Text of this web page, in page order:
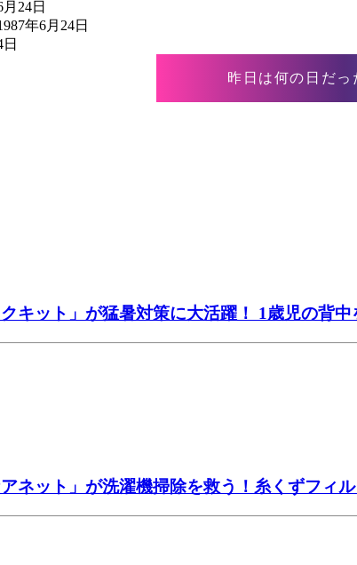
24日
年6月24日
昨日は何の日だっ
クキット」が猛暑対策に大活躍！ 1歳児の背
ネット」が洗濯機掃除を救う！糸くずフィ